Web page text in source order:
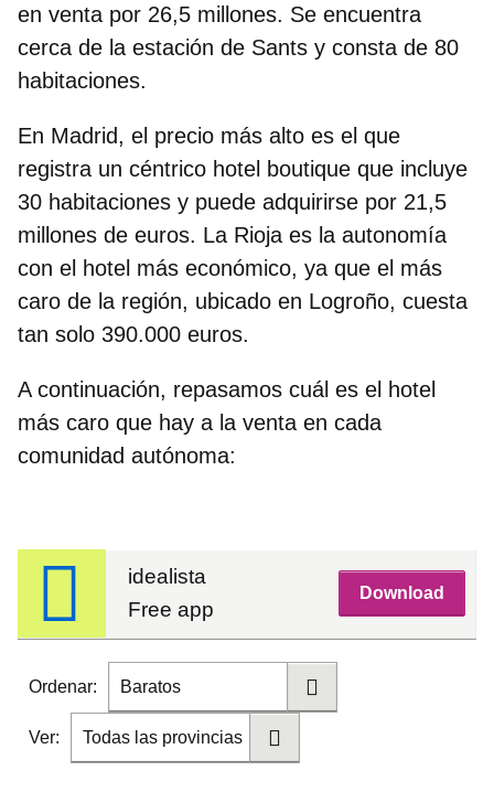
en venta por 26,5 millones. Se encuentra
cerca de la estación de Sants y consta de 80
habitaciones.
En Madrid, el precio más alto es el que
registra un céntrico hotel boutique que incluye
30 habitaciones y puede adquirirse por 21,5
millones de euros. La Rioja es la autonomía
con el hotel más económico, ya que el más
caro de la región, ubicado en Logroño, cuesta
tan solo 390.000 euros.
A continuación, repasamos cuál es el hotel
más caro que hay a la venta en cada
comunidad autónoma:
idealista
Free app
Download
Ordenar: Baratos
Ver: Todas las provincias